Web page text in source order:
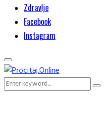
Zdravlje
Facebook
Instagram
Primary
Menu
Search
Search